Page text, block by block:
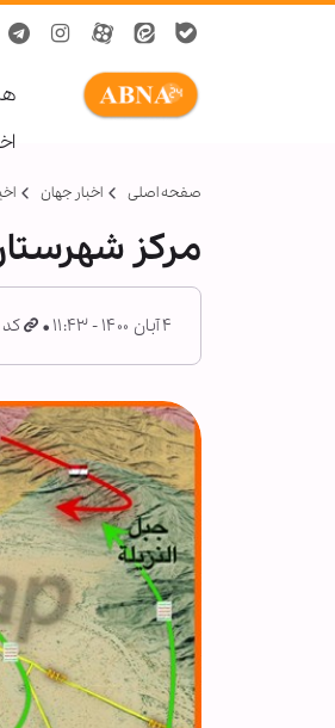
صفحه اصلی اخبار جهان
مرکز
۴ آبان ۱۴۰۰ - ۱۱:۴۳ کد